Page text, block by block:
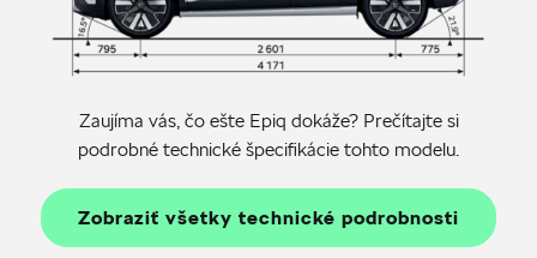
Zaujíma vás, čo ešte Epiq dokáže? Prečítajte si
podrobné technické špecifikácie tohto modelu.
Zobraziť všetky technické podrobnosti